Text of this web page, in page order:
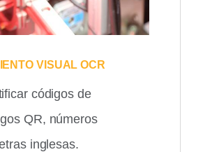
VISUAL OCR
códigos de
QR, números
inglesas.